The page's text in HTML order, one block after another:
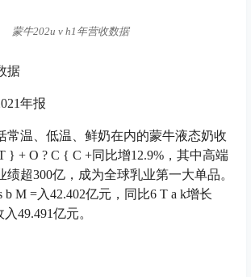
蒙牛202u v h1年营收数据
据
年报
常温、低温、鲜奶在内的蒙牛液态奶收
} + O ? C { C +同比增12.9%，其中高端
绩超300亿，成为全球乳业第一大单品。
b M =入42.402亿元，同比6 T a k增长
49.491亿元。